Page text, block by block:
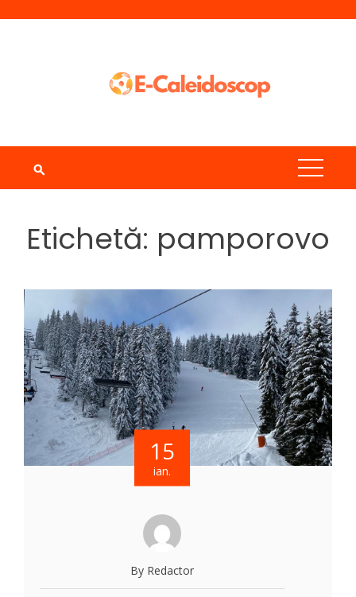
Etichetă: pamporovo
15
ian.
By Redactor